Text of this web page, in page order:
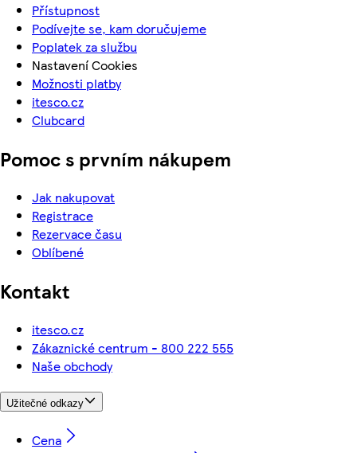
Přístupnost
Podívejte se, kam doručujeme
Poplatek za službu
Nastavení Cookies
Možnosti platby
itesco.cz
Clubcard
Pomoc s prvním nákupem
Jak nakupovat
Registrace
Rezervace času
Oblíbené
Kontakt
itesco.cz
Zákaznické centrum - 800 222 555
Naše obchody
Užitečné odkazy
Cena